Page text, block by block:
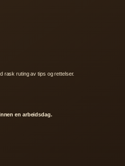
rask ruting av tips og rettelser.
en arbeidsdag.